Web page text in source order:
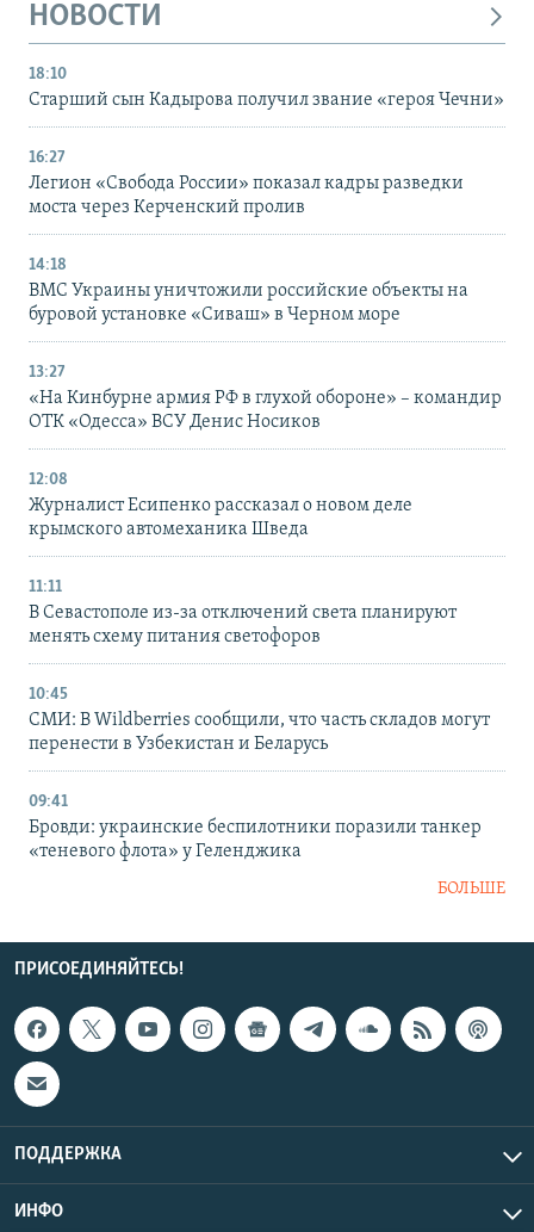
НОВОСТИ
18:10
Старший сын Кадырова получил звание «героя Чечни»
16:27
Легион «Свобода России» показал кадры разведки
моста через Керченский пролив
14:18
ВМС Украины уничтожили российские объекты на
буровой установке «Сиваш» в Черном море
13:27
«На Кинбурне армия РФ в глухой обороне» – командир
ОТК «Одесса» ВСУ Денис Носиков
12:08
Журналист Есипенко рассказал о новом деле
крымского автомеханика Шведа
11:11
В Севастополе из-за отключений света планируют
менять схему питания светофоров
10:45
СМИ: В Wildberries сообщили, что часть складов могут
перенести в Узбекистан и Беларусь
09:41
Бровди: украинские беспилотники поразили танкер
«теневого флота» у Геленджика
БОЛЬШЕ
ПРИСОЕДИНЯЙТЕСЬ!
ПОДДЕРЖКА
ИНФО